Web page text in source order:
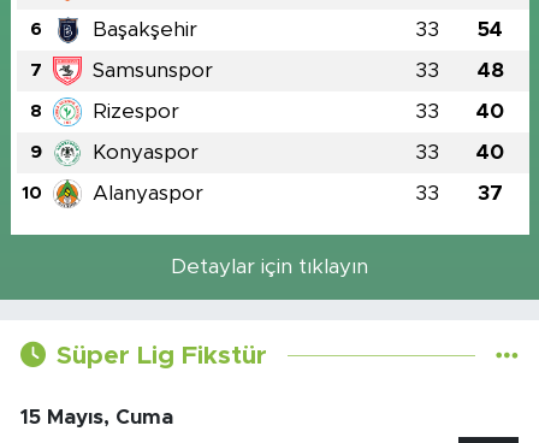
6 Başakşehir 33 54
7 Samsunspor 33 48
8 Rizespor 33 40
9 Konyaspor 33 40
10 Alanyaspor 33 37
Detaylar için tıklayın
Süper Lig Fikstür
15 Mayıs, Cuma